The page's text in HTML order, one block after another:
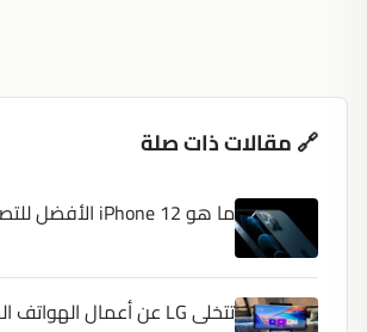
🔗 مقالات ذات صلة
ما هو iPhone 12 الأفضل للتصوير
تتخلى LG عن أعمال الهواتف الذكية